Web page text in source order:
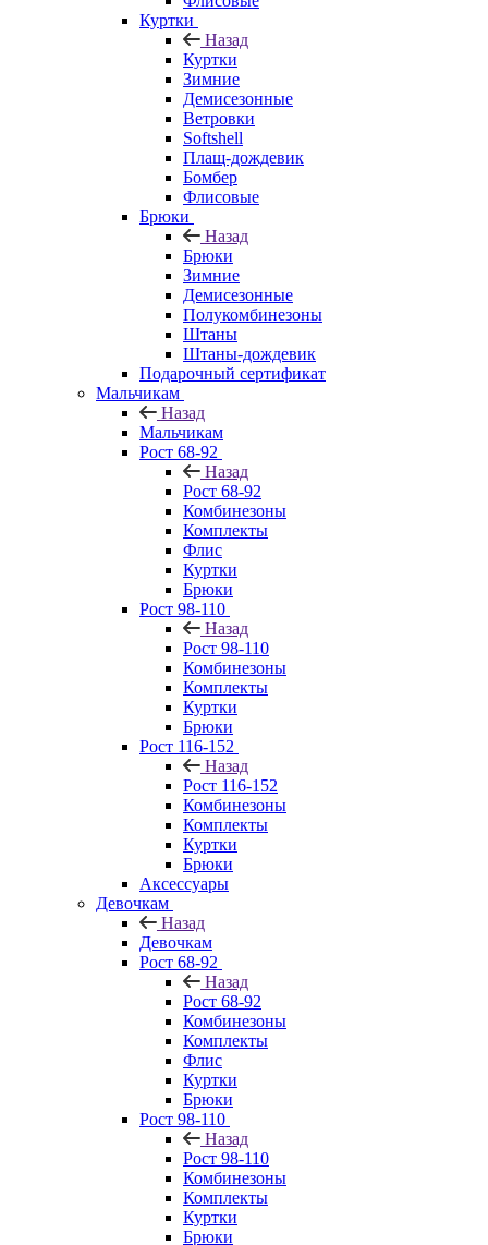
Куртки
Назад
Куртки
Зимние
Демисезонные
Ветровки
Softshell
Плащ-дождевик
Бомбер
Флисовые
Брюки
Назад
Брюки
Зимние
Демисезонные
Полукомбинезоны
Штаны
Штаны-дождевик
Подарочный сертификат
Мальчикам
Назад
Мальчикам
Рост 68-92
Назад
Рост 68-92
Комбинезоны
Комплекты
Флис
Куртки
Брюки
Рост 98-110
Назад
Рост 98-110
Комбинезоны
Комплекты
Куртки
Брюки
Рост 116-152
Назад
Рост 116-152
Комбинезоны
Комплекты
Куртки
Брюки
Аксессуары
Девочкам
Назад
Девочкам
Рост 68-92
Назад
Рост 68-92
Комбинезоны
Комплекты
Флис
Куртки
Брюки
Рост 98-110
Назад
Рост 98-110
Комбинезоны
Комплекты
Куртки
Брюки